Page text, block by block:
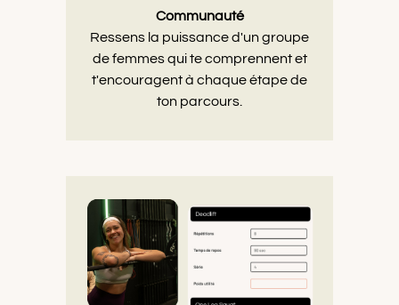
Communauté
Ressens la puissance d'un groupe
de femmes qui te comprennent et
t'encouragent à chaque étape de
ton parcours.